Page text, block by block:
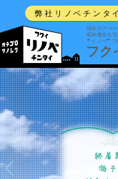
弊社リノベチン
福井のアパー
昭和優良住
“リノベ”で
フク